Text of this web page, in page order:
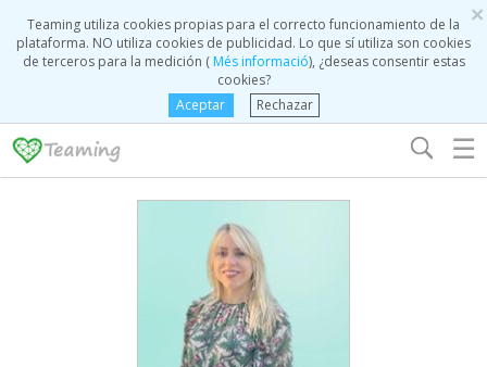
×
Teaming utiliza cookies propias para el correcto funcionamiento de la
plataforma. NO utiliza cookies de publicidad. Lo que sí utiliza son cookies
de terceros para la medición (Més informació), ¿deseas consentir estas
cookies?
Aceptar
Rechazar
☰